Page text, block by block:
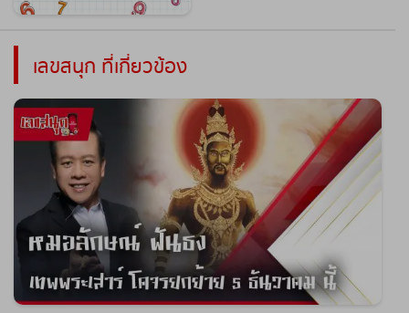
เลขสนุก ที่เกี่ยวข้อง